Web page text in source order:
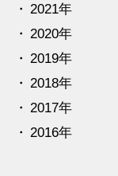
2021年
2020年
2019年
2018年
2017年
2016年